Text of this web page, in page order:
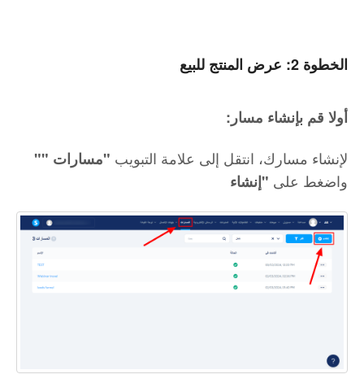
الخطوة 2: عرض المنتج للبيع
:أولا قم بإنشاء مسار
"
لإنشاء مسارك، انتقل إلى علامة التبويب "مسارات "
واضغط على "إنشاء